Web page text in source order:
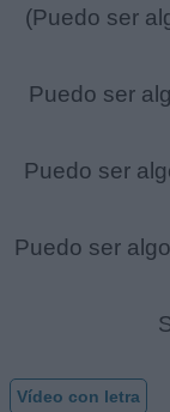
(Puedo ser
Puedo ser
Puedo ser
Puedo ser
Vídeo con letra